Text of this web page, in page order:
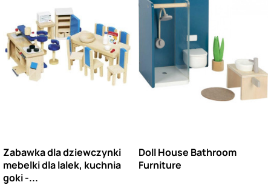
Zabawka dla dziewczynki
mebelki dla lalek, kuchnia
goki -...
Doll House Bathroom
Furniture